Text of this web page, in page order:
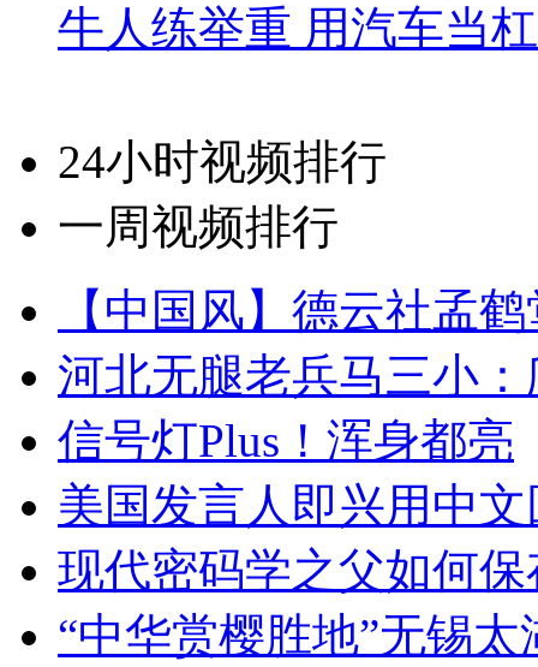
牛人练举重 用汽车当
24小时视频排行
一周视频排行
【中国风】德云社孟
河北无腿老兵马三小
信号灯Plus！浑身都亮
美国发言人即兴用中
现代密码学之父如何
“中华赏樱胜地”无锡